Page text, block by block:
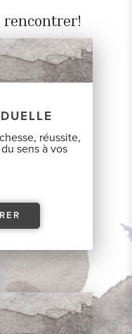
rencontrer!
réussite,
sens à vos